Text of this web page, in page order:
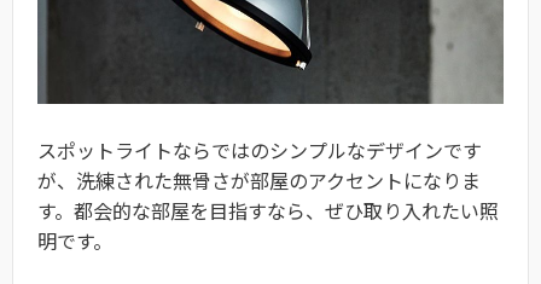
スポットライトならではのシンプルなデザインです
が、洗練された無骨さが部屋のアクセントになりま
す。都会的な部屋を目指すなら、ぜひ取り入れたい照
明です。